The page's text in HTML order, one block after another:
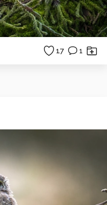
17 1